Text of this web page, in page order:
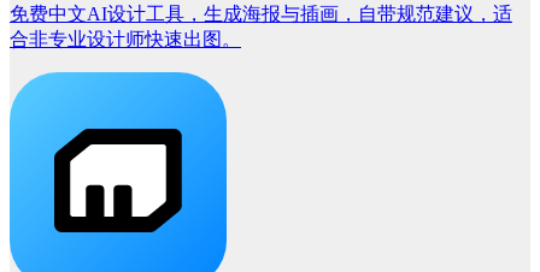
免费中文AI设计工具，生成海报与插画，自带规范建议，适
合非专业设计师快速出图。